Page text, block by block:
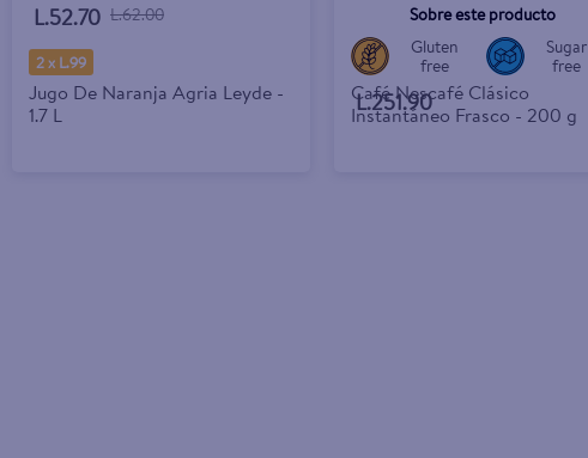
L.52.70 L.62.00
2 x L.99
Jugo De Naranja Agria Leyde -
1.7 L
Sobre este producto
Gluten
free
Sugar
free
L.251.90
Café Nescafé Clásico
Instantáneo Frasco - 200 g